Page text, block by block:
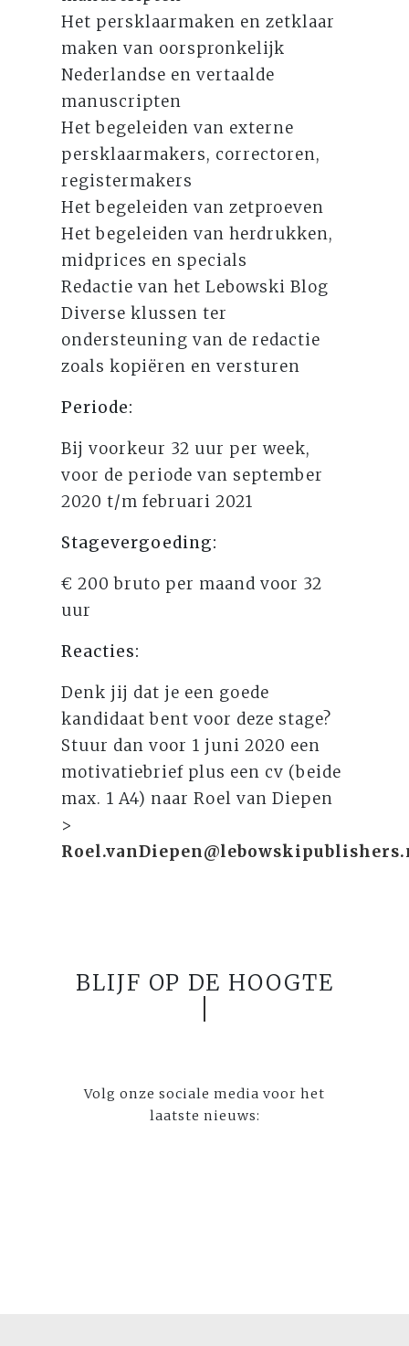
Het persklaarmaken en zetklaar
maken van oorspronkelijk
Nederlandse en vertaalde
manuscripten
Het begeleiden van externe
persklaarmakers, correctoren,
registermakers
Het begeleiden van zetproeven
Het begeleiden van herdrukken,
midprices en specials
Redactie van het Lebowski Blog
Diverse klussen ter
ondersteuning van de redactie
zoals kopiëren en versturen
Periode:
Bij voorkeur 32 uur per week,
voor de periode van september
2020 t/m februari 2021
Stagevergoeding:
€ 200 bruto per maand voor 32
uur
Reacties:
Denk jij dat je een goede
kandidaat bent voor deze stage?
Stuur dan voor 1 juni 2020 een
motivatiebrief plus een cv (beide
max. 1 A4) naar Roel van Diepen
>
BLIJF OP DE HOOGTE
Volg onze sociale media voor het
laatste nieuws: